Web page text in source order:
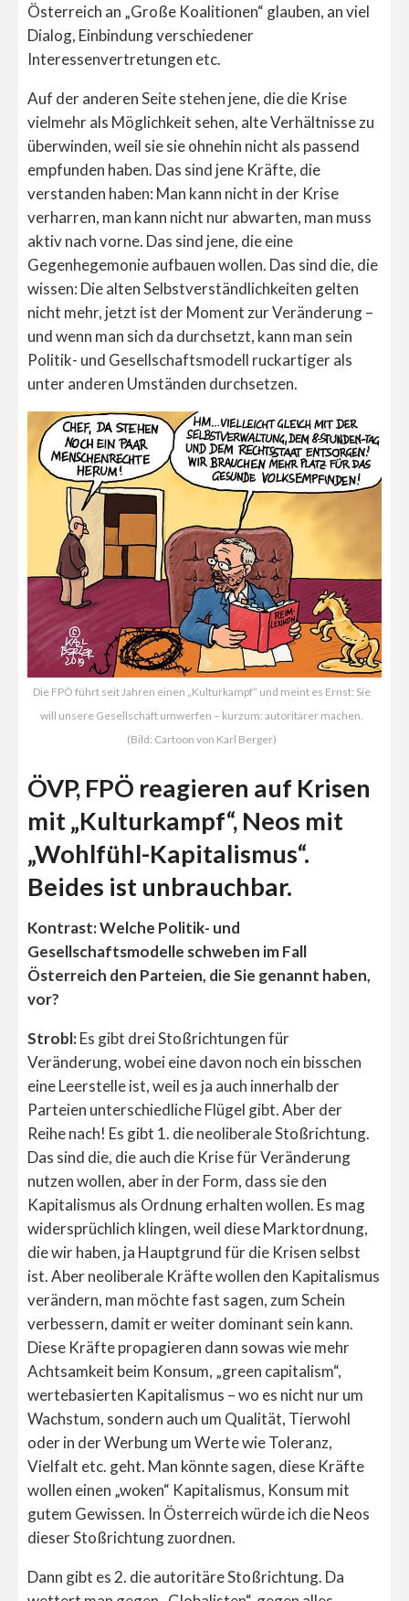
Österreich an „Große Koalitionen“ glauben, an viel
Dialog, Einbindung verschiedener
Interessenvertretungen etc.
Auf der anderen Seite stehen jene, die die Krise
vielmehr als Möglichkeit sehen, alte Verhältnisse zu
überwinden, weil sie sie ohnehin nicht als passend
empfunden haben. Das sind jene Kräfte, die
verstanden haben: Man kann nicht in der Krise
verharren, man kann nicht nur abwarten, man muss
aktiv nach vorne. Das sind jene, die eine
Gegenhegemonie aufbauen wollen. Das sind die, die
wissen: Die alten Selbstverständlichkeiten gelten
nicht mehr, jetzt ist der Moment zur Veränderung –
und wenn man sich da durchsetzt, kann man sein
Politik- und Gesellschaftsmodell ruckartiger als
unter anderen Umständen durchsetzen.
Die FPÖ führt seit Jahren einen „Kulturkampf“ und meint es Ernst: Sie
will unsere Gesellschaft umwerfen – kurzum: autoritärer machen.
(Bild: Cartoon von Karl Berger)
ÖVP, FPÖ reagieren auf Krisen
mit „Kulturkampf“, Neos mit
„Wohlfühl-Kapitalismus“.
Beides ist unbrauchbar.
Kontrast: Welche Politik- und
Gesellschaftsmodelle schweben im Fall
Österreich den Parteien, die Sie genannt haben,
vor?
Strobl:Es gibt drei Stoßrichtungen für
Veränderung, wobei eine davon noch ein bisschen
eine Leerstelle ist, weil es ja auch innerhalb der
Parteien unterschiedliche Flügel gibt. Aber der
Reihe nach! Es gibt 1. die neoliberale Stoßrichtung.
Das sind die, die auch die Krise für Veränderung
nutzen wollen, aber in der Form, dass sie den
Kapitalismus als Ordnung erhalten wollen. Es mag
widersprüchlich klingen, weil diese Marktordnung,
die wir haben, ja Hauptgrund für die Krisen selbst
ist. Aber neoliberale Kräfte wollen den Kapitalismus
verändern, man möchte fast sagen, zum Schein
verbessern, damit er weiter dominant sein kann.
Diese Kräfte propagieren dann sowas wie mehr
Achtsamkeit beim Konsum, „green capitalism“,
wertebasierten Kapitalismus – wo es nicht nur um
Wachstum, sondern auch um Qualität, Tierwohl
oder in der Werbung um Werte wie Toleranz,
Vielfalt etc. geht. Man könnte sagen, diese Kräfte
wollen einen „woken“ Kapitalismus, Konsum mit
gutem Gewissen. In Österreich würde ich die Neos
dieser Stoßrichtung zuordnen.
Dann gibt es 2. die autoritäre Stoßrichtung. Da